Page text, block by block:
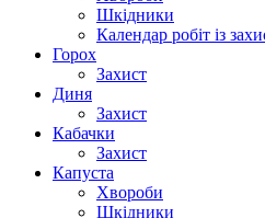
Шкідники
Календар робіт із
Горох
Захист
Диня
Захист
Кабачки
Захист
Капуста
Хвороби
Шкідники